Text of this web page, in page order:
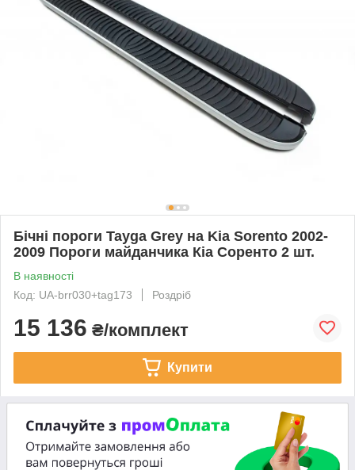
Бічні пороги Tayga Grey на Kia Sorento 2002-
2009 Пороги майданчика Кіа Соренто 2 шт.
В наявності
Код: UA-brr030+tag173
Роздріб
15 136 ₴/комплект
Купити